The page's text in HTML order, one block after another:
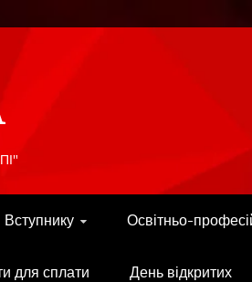
Вступнику Освітньо-
для сплати
День відкритих